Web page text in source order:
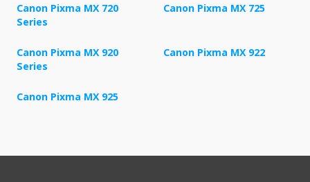
Canon Pixma MX 720
Series
Canon Pixma MX 725
Canon Pixma MX 920
Series
Canon Pixma MX 922
Canon Pixma MX 925